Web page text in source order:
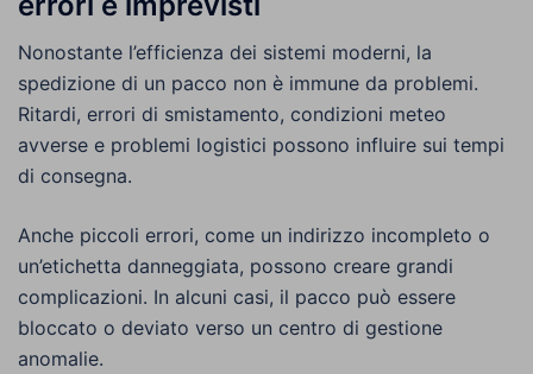
Nonostante l’efficienza dei sistemi moderni, la
spedizione di un pacco non è immune da problemi.
Ritardi, errori di smistamento, condizioni meteo
avverse e problemi logistici possono influire sui tempi
di consegna.
Anche piccoli errori, come un indirizzo incompleto o
un’etichetta danneggiata, possono creare grandi
complicazioni. In alcuni casi, il pacco può essere
bloccato o deviato verso un centro di gestione
anomalie.